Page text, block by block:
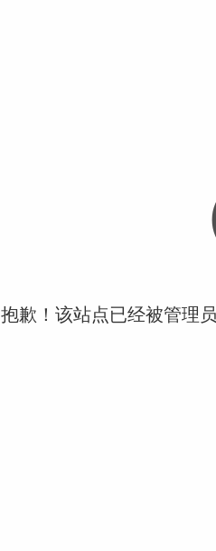
抱歉！该站点已经被管理